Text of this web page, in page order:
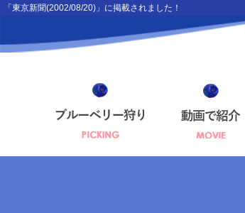
「東京新聞(2002/08/20)」に掲載されました！